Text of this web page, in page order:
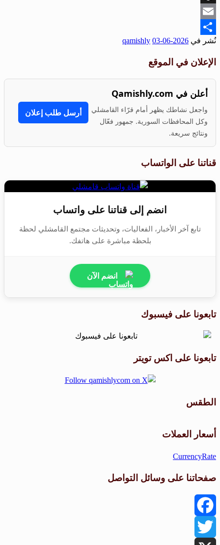
Snapchat
Email
Share
نُشر في 2026-06-03
qamishly
الإعلان في الموقع
أعلن في Qamishly.com
واجعل نشاطك يظهر أمام قرّاء القامشلي
وكل المحافظات السورية. جمهور فعّال
ونتائج سريعة.
أرسل طلب إعلان
قناتنا على الواتساب
انضم إلى قناتنا على واتساب
تابع آخر الأخبار، الفعاليات، وتحديثات مجتمع القامشلي لحظة
بلحظة مباشرة على هاتفك.
انضم الآن
تابعونا على فيسبوك
تابعونا على اكس تويتر
الطقس
أسعار العملات
CurrencyRate
صفحاتنا على وسائل التواصل
Facebook